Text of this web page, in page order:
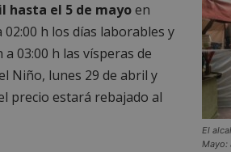
El
Mayo:
hasta el 5 de mayoen
h los días laborables y
03:00 h las vísperas de
Niño, lunes 29 de abril y
precio estará rebajado al